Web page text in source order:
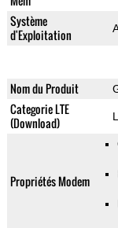
Système
d'Exploitation
Nom du Produit
Categorie LTE
(Download)
Propriétés Modem